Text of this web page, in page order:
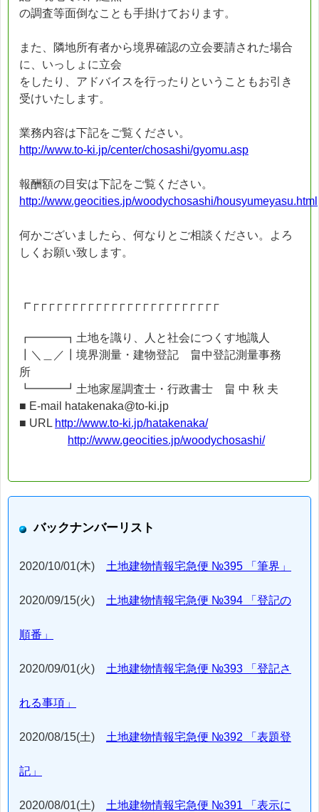
の調査等面倒なことも手掛けております。
また、隣地所有者から境界確認の立会要請された場合
に、いっしょに立会
をしたり、アドバイスを行ったりということもお引き
受けいたします。
業務内容は下記をご覧ください。
http://www.to-ki.jp/center/chosashi/gyomu.asp
報酬額の目安は下記をご覧ください。
http://www.geocities.jp/woodychosashi/housyumeyasu.html
何かございましたら、何なりとご相談ください。よろ
しくお願い致します。
┏┌┌┌┌┌┌┌┌┌┌┌┌┌┌┌┌┌┌┌┌┌┌┌┌
┏━━━┓土地を識り、人と社会につくす地識人
┃＼＿／┃境界測量・建物登記 畠中登記測量事務
所
┗━━━┛土地家屋調査士・行政書士 畠 中 秋 夫
■ E-mail hatakenaka@to-ki.jp
■ URL http://www.to-ki.jp/hatakenaka/
http://www.geocities.jp/woodychosashi/
バックナンバーリスト
2020/10/01(木) 土地建物情報宅急便 №395 「筆界」
2020/09/15(火) 土地建物情報宅急便 №394 「登記の
順番」
2020/09/01(火) 土地建物情報宅急便 №393 「登記さ
れる事項」
2020/08/15(土) 土地建物情報宅急便 №392 「表題登
記」
2020/08/01(土) 土地建物情報宅急便 №391 「表示に